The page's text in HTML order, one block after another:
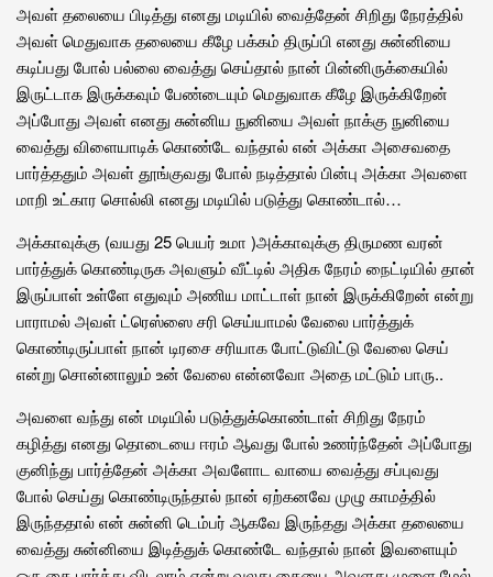
அவள் தலையை பிடித்து எனது மடியில் வைத்தேன் சிறிது நேரத்தில்
அவள் மெதுவாக தலையை கீழே பக்கம் திருப்பி எனது சுன்னியை
கடிப்பது போல் பல்லை வைத்து செய்தால் நான் பின்னிருக்கையில்
இருட்டாக இருக்கவும் பேண்டையும் மெதுவாக கீழே இருக்கிறேன்
அப்போது அவள் எனது சுன்னிய நுனியை அவள் நாக்கு நுனியை
வைத்து விளையாடிக் கொண்டே வந்தால் என் அக்கா அசைவதை
பார்த்ததும் அவள் தூங்குவது போல் நடித்தால் பின்பு அக்கா அவளை
மாறி உட்கார சொல்லி எனது மடியில் படுத்து கொண்டால்…
அக்காவுக்கு (வயது 25 பெயர் ‌உமா )அக்காவுக்கு திருமண வரன்
பார்த்துக் கொண்டிருக அவளும் வீட்டில் அதிக நேரம் நைட்டியில் தான்
இருப்பாள் உள்ளே எதுவும் அணிய மாட்டாள் நான் இருக்கிறேன் என்று
பாராமல் அவள் ட்ரெஸ்ஸை சரி செய்யாமல் வேலை பார்த்துக்
கொண்டிருப்பாள் நான் டிரசை சரியாக போட்டுவிட்டு வேலை செய்
என்று சொன்னாலும் உன் வேலை என்னவோ அதை மட்டும் பாரு..
அவளை வந்து என் மடியில் படுத்துக்கொண்டாள் சிறிது நேரம்
கழித்து எனது தொடையை ஈரம் ஆவது போல் உணர்ந்தேன் அப்போது
குனிந்து பார்த்தேன் அக்கா அவளோட வாயை வைத்து சப்புவது
போல் செய்து கொண்டிருந்தால் நான் ஏற்கனவே முழு காமத்தில்
இருந்ததால் என் சுன்னி டெம்பர் ஆகவே இருந்தது அக்கா தலையை
வைத்து சுன்னியை இடித்துக் கொண்டே வந்தால் நான் இவளையும்